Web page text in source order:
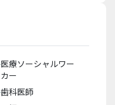
医療ソーシャルワー
カー
歯科医師